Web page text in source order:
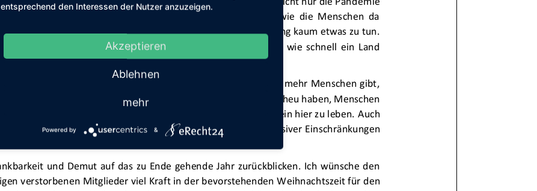
entsprechend den Interessen der Nutzer anzuzeigen.
Akzeptieren
Ablehnen
mehr
Powered by &